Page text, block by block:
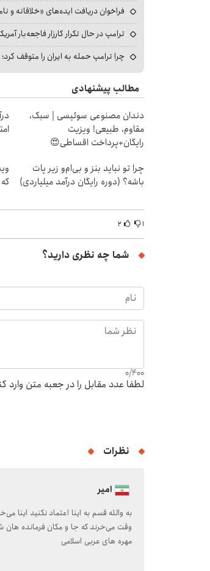
فراخوان دریافت ایده‌های «خلاقانه و
ترامپ در حال تکرار کارزار فاجعه‌بار
چرا ترامپ حمله به ایران را متوقف
مطالب پیشنهادی
دندان مصنوعی سوئیسی | سبک،
مقاوم، طبیعی! ویزیت
رایگان+پرداخت اقساطی😍
چرا تو نباید بنز و بی‌ام‌و زیر پات
باشه؟ (دوره رایگان درآمد میلیاردی)
۱ ۲
شما چه نظری دارید؟
0/400
لطفا عدد مقابل را در جعبه متن وارد
نظرات
امیر
به والله قسم به اینا اعتماد نکنید اینا
وقت می‌خرند که جا و مکان فرمانده هان
مهره های عربی اسلامی